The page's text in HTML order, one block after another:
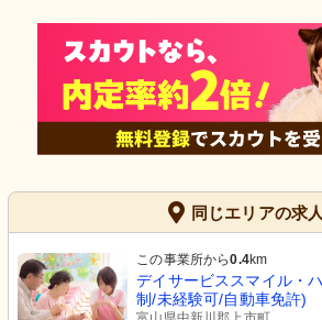
同じエリアの求人
この事業所から0.4km
デイサービススマイル・
制/未経験可/自動車免許)